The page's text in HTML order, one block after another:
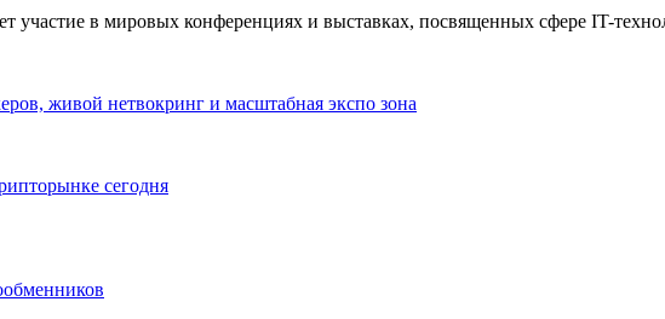
участие в мировых конференциях и выставках, посвященных сфере IT-
живой нетвокринг и масштабная экспо зона
сегодня